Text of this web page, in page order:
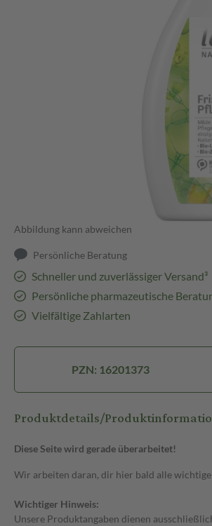
Abbildung kann abweichen
Persönliche Beratung
Schneller und zuverlässiger Versand³
Persönliche pharmazeutische
Vielfältige Zahlarten
PZN: 16201373
Produktdetails/
Diese Seite wird gerade überarbeitet!
Wir arbeiten daran, dir hier bald alle
Wichtiger Hinweis:
Unsere Produktangaben dienen